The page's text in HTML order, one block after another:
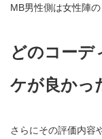
MB男性側は女性陣
どのコーデ
ケが良かっ
さらにその評価内容